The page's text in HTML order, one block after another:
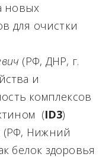
новых
для очистки
(РФ, ДНР, г.
и
комплексов
(ID3)
(РФ, Нижний
белок здоровья